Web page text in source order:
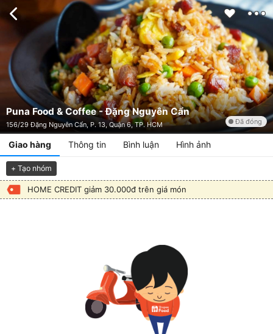
Puna Food & Coffee - Đặng Nguyên Cẩn
156/29 Đặng Nguyên Cẩn, P. 13, Quận 6, TP. HCM Đã đóng
Giao hàng Thông tin Bình luận Hình ảnh
+ Tạo nhóm
HOME CREDIT giảm 30.000đ trên giá món